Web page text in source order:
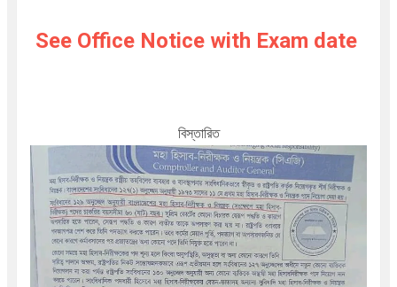
See Office Notice with Exam date
বিস্তারিত